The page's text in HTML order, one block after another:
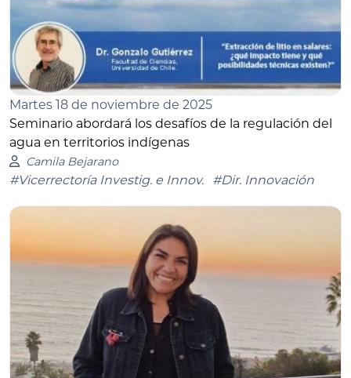
Martes 18 de noviembre de 2025
Seminario abordará los desafíos de la regulación del
agua en territorios indígenas
Camila Bejarano
#Vicerrectoría Investig. e Innov. #Dir. Innovación